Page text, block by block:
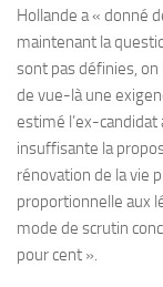
Hollande a « donné
maintenant la
sont pas définies,
de vue-là une
estimé l’ex-candidat
insuffisante la
rénovation de la vie
proportionnelle aux
mode de scrutin
pour cent ».